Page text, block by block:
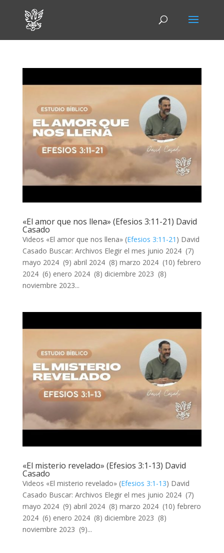
«El amor que nos llena» (Efesios 3:11-21) David
Casado
Videos «El amor que nos llena» (Efesios 3:11-21 ) David
Casado Buscar: Archivos Elegir el mes junio 2024 (7)
mayo 2024 (9) abril 2024 (8) marzo 2024 (10) febrero
2024 (6) enero 2024 (8) diciembre 2023 (8)
noviembre 2023...
«El misterio revelado» (Efesios 3:1-13) David
Casado
Videos «El misterio revelado» (Efesios 3:1-13) David
Casado Buscar: Archivos Elegir el mes junio 2024 (7)
mayo 2024 (9) abril 2024 (8) marzo 2024 (10) febrero
2024 (6) enero 2024 (8) diciembre 2023 (8)
noviembre 2023 (9)...